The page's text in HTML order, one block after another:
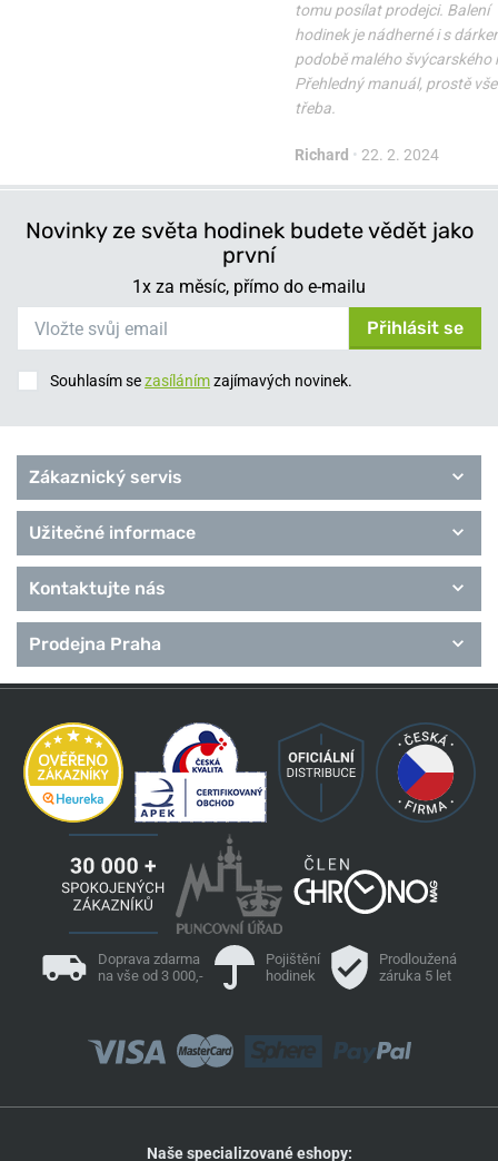
tomu posílat prodejci. Balení
hodinek je nádherné i s
podobě malého švýcarského
Přehledný manuál, prostě
třeba.
Richard • 22. 2. 2024
Novinky ze světa hodinek budete vědět jako
první
1x za měsíc, přímo do e-mailu
Přihlásit se
Souhlasím sezasílánímzajímavých novinek.
Zákaznický servis
Užitečné informace
Kontaktujte nás
Prodejna Praha
Doprava zdarma
na vše od 3 000,-
Pojištění
hodinek
Prodloužená
záruka 5 let
Naše specializované eshopy: